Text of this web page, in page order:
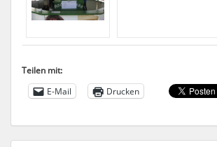
Teilen mit:
E-Mail
Drucken